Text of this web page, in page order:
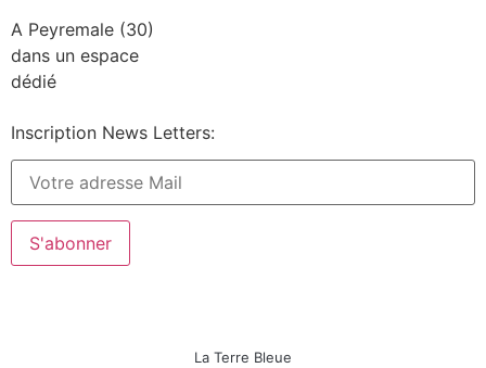
A Peyremale (30)
dans un espace
dédié
Inscription News Letters:
La Terre Bleue